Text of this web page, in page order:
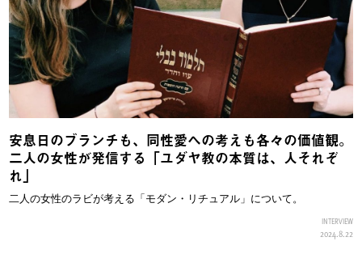
安息日のブランチも、同性愛への考えも各々の価値観。
二人の女性が発信する「ユダヤ教の本質は、人それぞ
れ」
二人の女性のラビが考える「モダン・リチュアル」について。
INTERVIEW
2024.8.22